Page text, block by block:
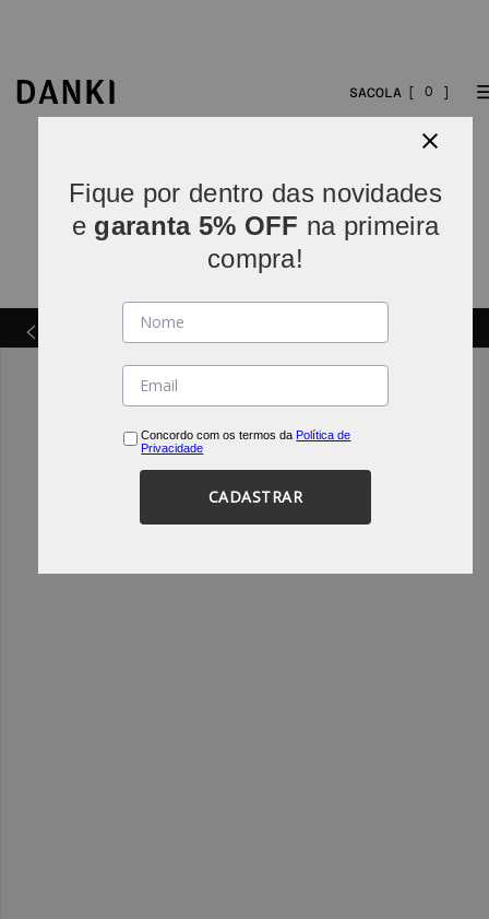
0
Parcelamos em5x sem juros
Fique por dentro das novidades
e garanta 5% OFF na primeira
compra!
Concordo com os termos da Política de
Privacidade
CADASTRAR